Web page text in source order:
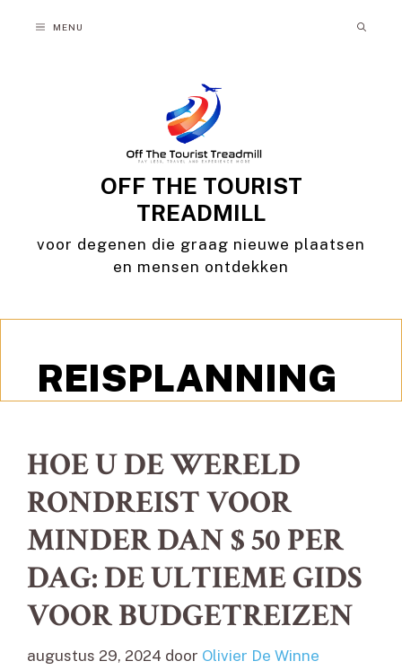
MENU
OFF THE TOURIST
TREADMILL
voor degenen die graag nieuwe plaatsen
en mensen ontdekken
REISPLANNING
HOE U DE WERELD
RONDREIST VOOR
MINDER DAN $ 50 PER
DAG: DE ULTIEME GIDS
VOOR BUDGETREIZEN
augustus 29, 2024 door Olivier De Winne